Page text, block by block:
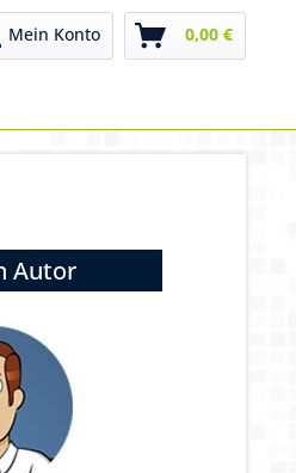
Mein Konto 0,00 €
Autor